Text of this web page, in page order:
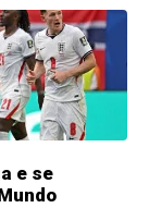
e se